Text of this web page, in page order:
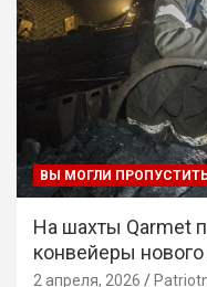
ВЫ МОГЛИ
На шахты Qarmet
конвейеры
2 апреля, 2026